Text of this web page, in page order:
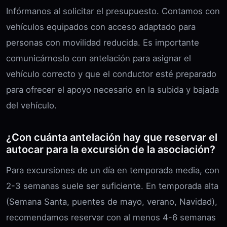
Infórmanos al solicitar el presupuesto. Contamos con
vehículos equipados con acceso adaptado para
personas con movilidad reducida. Es importante
comunicárnoslo con antelación para asignar el
vehículo correcto y que el conductor esté preparado
para ofrecer el apoyo necesario en la subida y bajada
del vehículo.
¿Con cuánta antelación hay que reservar el
autocar para la excursión de la asociación?
Para excursiones de un día en temporada media, con
2-3 semanas suele ser suficiente. En temporada alta
(Semana Santa, puentes de mayo, verano, Navidad),
recomendamos reservar con al menos 4-6 semanas